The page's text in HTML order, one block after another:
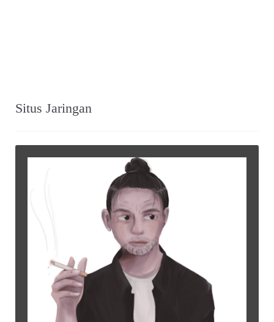
Situs Jaringan